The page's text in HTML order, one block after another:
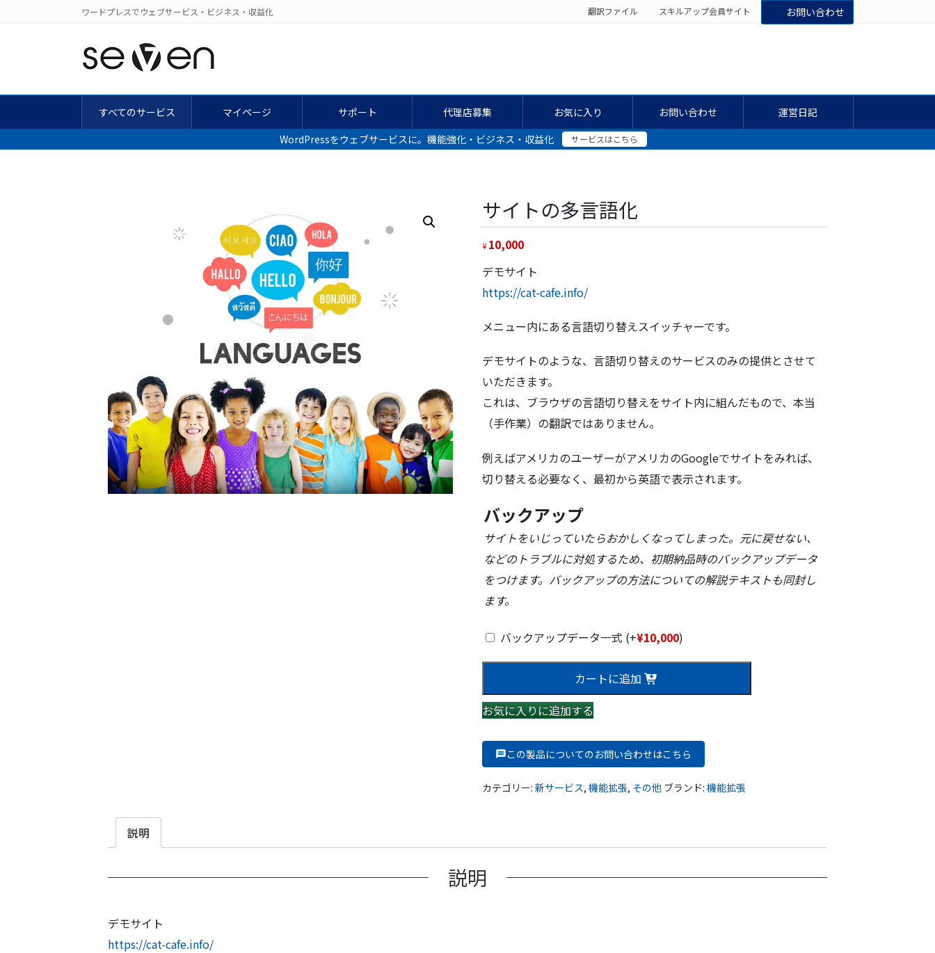
に
動
ョ
に
ワードプレスでウェブサービス・ビジネス・収益化 翻訳ファイル スキルアップ会員サイト お問い合わせ
すべてのサービス マイページ サポート 代理店募集 お気に入り お問い合わせ
運営日記
WordPressをウェブサービスに。機能強化・ビジネス・収益化
サービスはこちら
サイトの多言語化
¥ 10,000
デモサイト
https://cat-cafe.info/
メニュー内にある言語切り替えスイッチャーです。
デモサイトのような、言語切り替えのサービスのみの提供とさせて
いただきます。
これは、ブラウザの言語切り替えをサイト内に組んだもので、本当
（手作業）の翻訳ではありません。
例えばアメリカのユーザーがアメリカのGoogleでサイトをみれば、
切り替える必要なく、最初から英語で表示されます。
バックアップ
サイトをいじっていたらおかしくなってしまった。元に戻せない、
などのトラブルに対処するため、初期納品時のバックアップデータ
をつけます。バックアップの方法についての解説テキストも同封し
ます。
バックアップデータ一式 (+¥10,000)
ト
の
語
化
カートに追加
お気に入りに追加する
この製品についてのお問い合わせはこちら
カテゴリー: 新サービス, 機能拡張, その他 ブランド: 機能拡張
説明
説明
デモサイト
https://cat-cafe.info/